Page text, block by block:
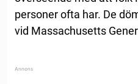
personer ofta har. De
vid Massachusetts